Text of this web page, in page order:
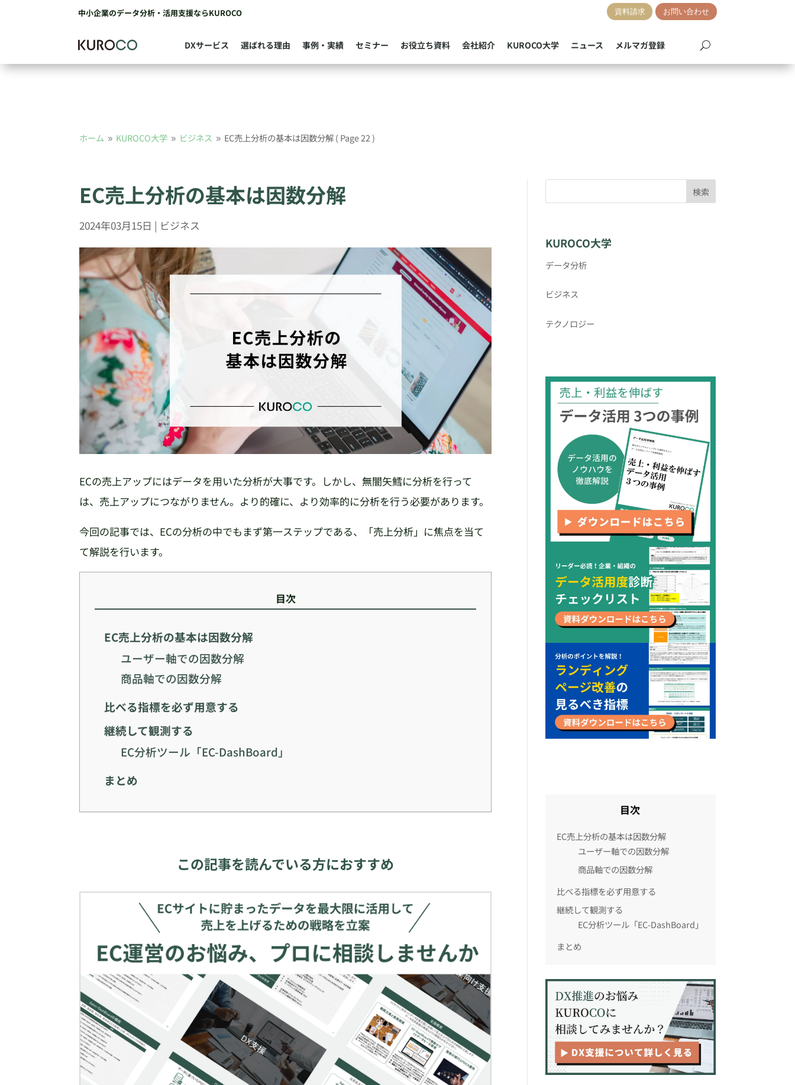
中小企業のデータ分析・活用支援ならKUROCO 資料請求 お問い合わせ
DXサービス 選ばれる理由 事例・実績 セミナー お役立ち資料 会社紹介 KUROCO大学 ニュース メルマガ登録
ホーム 9 KUROCO大学 9 ビジネス 9 EC売上分析の基本は因数分解( Page 22 )
EC売上分析の基本は因数分解
2024年03月15日 | ビジネス
ECの売上アップにはデータを用いた分析が大事です。しかし、無闇矢鱈に分析を行って
は、売上アップにつながりません。より的確に、より効率的に分析を行う必要があります。
今回の記事では、ECの分析の中でもまず第一ステップである、「売上分析」に焦点を当て
て解説を行います。
目次
EC売上分析の基本は因数分解
ユーザー軸での因数分解
商品軸での因数分解
比べる指標を必ず用意する
継続して観測する
EC分析ツール「EC-DashBoard」
まとめ
この記事を読んでいる方におすすめ
検索
KUROCO大学
データ分析
ビジネス
テクノロジー
目次
EC売上分析の基本は因数分解
ユーザー軸での因数分解
商品軸での因数分解
比べる指標を必ず用意する
継続して観測する
EC分析ツール「EC-DashBoard」
まとめ